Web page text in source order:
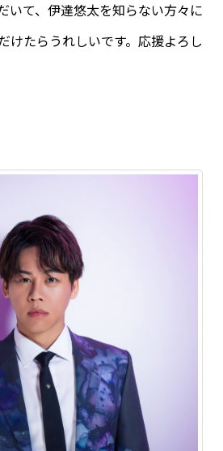
いて、伊達悠太を知らない方々に
けたらうれしいです。応援よろし